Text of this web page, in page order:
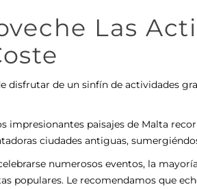
Las
disfrutar de un sinfín de actividades
impresionantes paisajes de Malta
ciudades antiguas,
numerosos eventos, la
populares. Le recomendamos que